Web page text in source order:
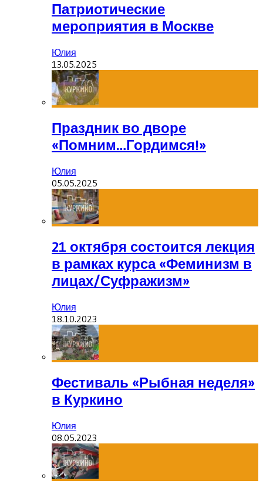
Патриотические
мероприятия в Москве
Юлия
13.05.2025
Праздник во дворе
«Помним…Гордимся!»
Юлия
05.05.2025
21 октября состоится лекция
в рамках курса «Феминизм в
лицах/Суфражизм»
Юлия
18.10.2023
Фестиваль «Рыбная неделя»
в Куркино
Юлия
08.05.2023